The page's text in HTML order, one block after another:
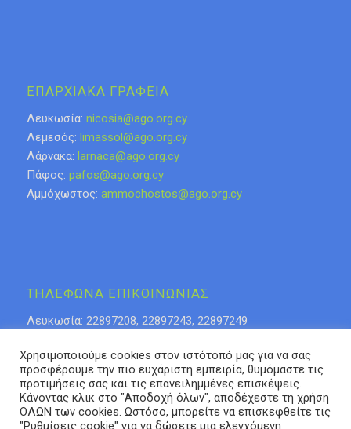
ΕΠΑΡΧΙΑΚΑ ΓΡΑΦΕΙΑ
Λευκωσία: nicosia@ago.org.cy
Λεμεσός: limassol@ago.org.cy
Λάρνακα: larnaca@ago.org.cy
Πάφος: pafos@ago.org.cy
Αμμόχωστος: ammochostos@ago.org.cy
ΤΗΛΕΦΩΝΑ ΕΠΙΚΟΙΝΩΝΙΑΣ
Λευκωσία: 22897208, 22897243, 22897249
Λεμεσός: 25318808, 25315085
Πάφος 26936937
Αμμόχωστος: 23740653
Χρησιμοποιούμε cookies στον ιστότοπό μας για να σας
προσφέρουμε την πιο ευχάριστη εμπειρία, θυμόμαστε τις
προτιμήσεις σας και τις επανειλημμένες επισκέψεις.
Κάνοντας κλικ στο "Αποδοχή όλων", αποδέχεστε τη χρήση
ΟΛΩΝ των cookies. Ωστόσο, μπορείτε να επισκεφθείτε τις
"Ρυθμίσεις cookie" για να δώσετε μια ελεγχόμενη